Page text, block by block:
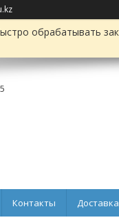
обрабатывать
Контакты Доставка